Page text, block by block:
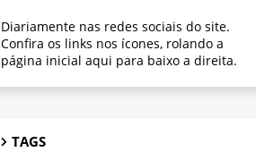
Diariamente nas redes sociais do site.
Confira os links nos ícones, rolando a
página inicial aqui para baixo a direita.
TAGS